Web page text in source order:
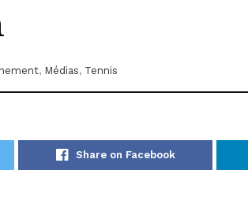
, Médias, Tennis
Share on Facebook